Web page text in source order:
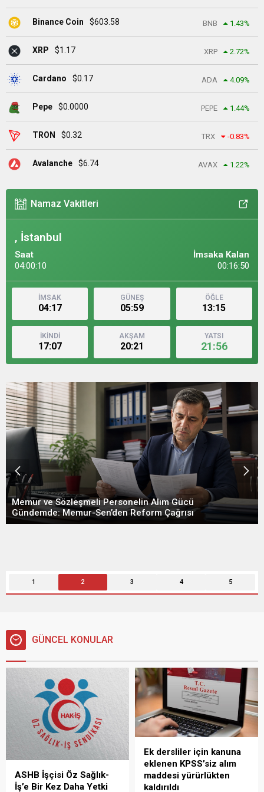
Binance Coin $603.58 BNB 1.43%
XRP $1.17 XRP 2.72%
Cardano $0.17 ADA 4.09%
Pepe $0.0000 PEPE 1.44%
TRON $0.32 TRX -0.83%
Avalanche $6.74 AVAX 1.22%
Namaz Vakitleri
, İstanbul
Saat
04:00:12
İmsaka Kalan
00:16:48
İMSAK
04:17
GÜNEŞ
05:59
ÖĞLE
13:15
İKİNDİ
17:07
AKŞAM
20:21
YATSI
21:56
Temmuz enflasyonu açıklandı: Yıllık oran yüzde
31,75 oldu
1 2 3 4 5
GÜNCEL KONULAR
ASHB İşçisi Öz Sağlık-
İş’e Bir Kez Daha Yetki
Ek dersliler için kanuna
eklenen KPSS’siz alım
maddesi yürürlükten
kaldırıldı